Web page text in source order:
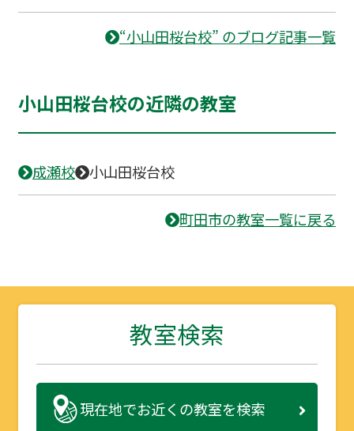
“小山田桜台校” のブログ記事一覧
小山田桜台校の近隣の教室
成瀬校 小山田桜台校
町田市の教室一覧に戻る
教室検索
現在地でお近くの教室を検索